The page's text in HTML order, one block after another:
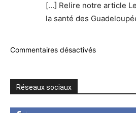
[…] Relire notre article
la santé des
Commentaires désactivés
Réseaux sociaux